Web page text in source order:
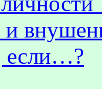
если…?